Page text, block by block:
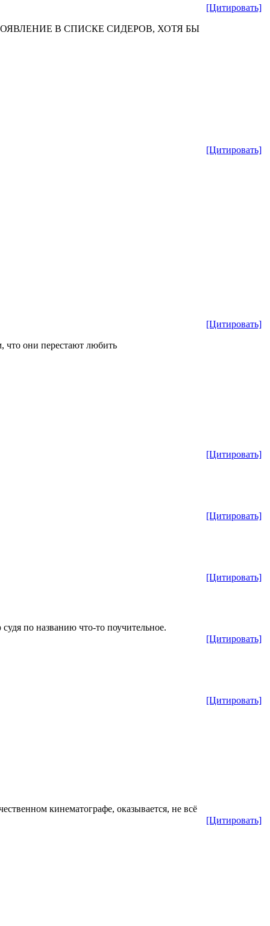
[Цитировать]
В СПИСКЕ СИДЕРОВ, ХОТЯ БЫ
[Цитировать]
[Цитировать]
что они перестают любить
[Цитировать]
[Цитировать]
[Цитировать]
[Цитировать]
по названию что-то поучительное.
[Цитировать]
[Цитировать]
кинематографе, оказывается, не всё